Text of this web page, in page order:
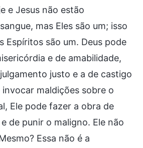
e Jesus não estão
mas Eles são um; isso
Espíritos são um. Deus pode
e de amabilidade,
justo e a de castigo
maldições sobre o
Ele pode fazer a obra de
de punir o maligno. Ele não
Essa não é a